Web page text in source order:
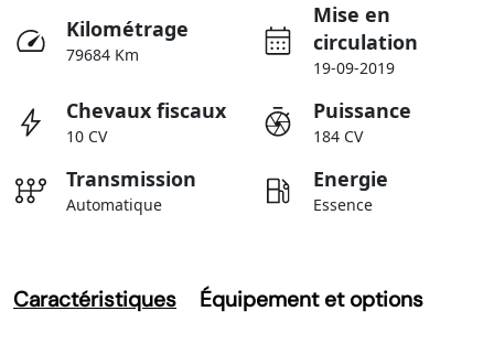
Kilométrage
79684 Km
Mise en
circulation
19-09-2019
Chevaux fiscaux
10 CV
Puissance
184 CV
Transmission
Automatique
Energie
Essence
Caractéristiques Équipement et options